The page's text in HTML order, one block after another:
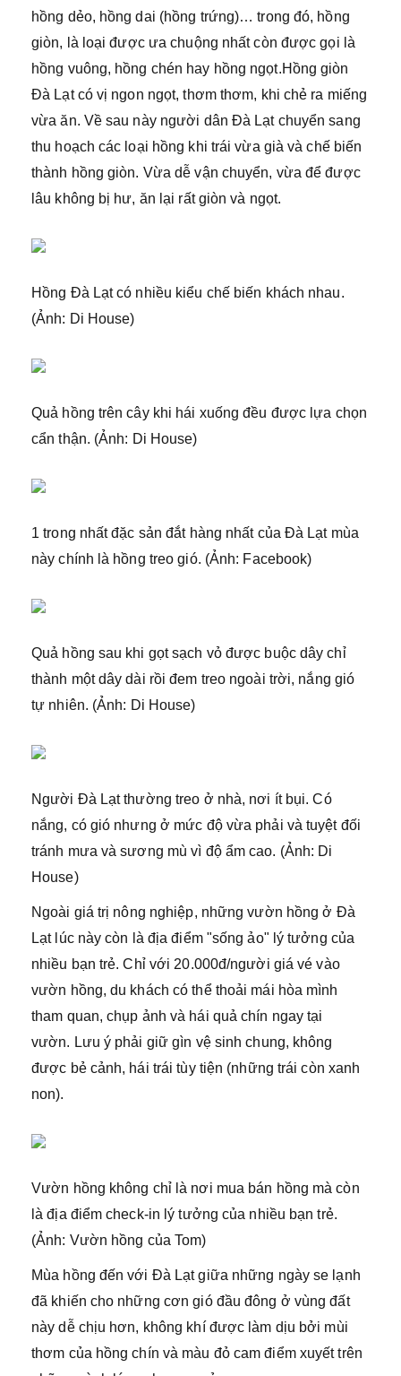
hồng dẻo, hồng dai (hồng trứng)… trong đó, hồng
giòn, là loại được ưa chuộng nhất còn được gọi là
hồng vuông, hồng chén hay hồng ngọt.Hồng giòn
Đà Lạt có vị ngon ngọt, thơm thơm, khi chẻ ra miếng
vừa ăn. Về sau này người dân Đà Lạt chuyển sang
thu hoạch các loại hồng khi trái vừa già và chế biến
thành hồng giòn. Vừa dễ vận chuyển, vừa để được
lâu không bị hư, ăn lại rất giòn và ngọt.
Hồng Đà Lạt có nhiều kiểu chế biến khách nhau.
(Ảnh: Di House)
Quả hồng trên cây khi hái xuống đều được lựa chọn
cẩn thận. (Ảnh: Di House)
1 trong nhất đặc sản đắt hàng nhất của Đà Lạt mùa
này chính là hồng treo gió. (Ảnh: Facebook)
Quả hồng sau khi gọt sạch vỏ được buộc dây chỉ
thành một dây dài rồi đem treo ngoài trời, nắng gió
tự nhiên. (Ảnh: Di House)
Người Đà Lạt thường treo ở nhà, nơi ít bụi. Có
nắng, có gió nhưng ở mức độ vừa phải và tuyệt đối
tránh mưa và sương mù vì độ ẩm cao. (Ảnh: Di
House)
Ngoài giá trị nông nghiệp, những vườn hồng ở Đà
Lạt lúc này còn là địa điểm "sống ảo" lý tưởng của
nhiều bạn trẻ. Chỉ với 20.000đ/người giá vé vào
vườn hồng, du khách có thể thoải mái hòa mình
tham quan, chụp ảnh và hái quả chín ngay tại
vườn. Lưu ý phải giữ gìn vệ sinh chung, không
được bẻ cảnh, hái trái tùy tiện (những trái còn xanh
non).
Vườn hồng không chỉ là nơi mua bán hồng mà còn
là địa điểm check-in lý tưởng của nhiều bạn trẻ.
(Ảnh: Vườn hồng của Tom)
Mùa hồng đến với Đà Lạt giữa những ngày se lạnh
đã khiến cho những cơn gió đầu đông ở vùng đất
này dễ chịu hơn, không khí được làm dịu bởi mùi
thơm của hồng chín và màu đỏ cam điểm xuyết trên